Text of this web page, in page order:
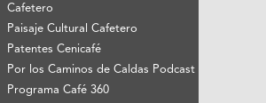
Cafetero
Paisaje Cultural Cafetero
Patentes Cenicafé
Por los Caminos de Caldas Podcast
Programa Café 360